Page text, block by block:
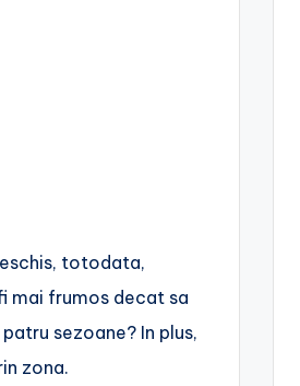
totodata,
mai frumos decat sa
sezoane? In plus,
zona.